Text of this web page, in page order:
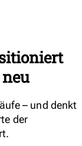
– und denkt
der